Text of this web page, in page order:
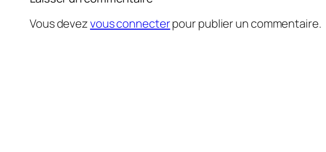
Vous devezvous connecterpour publier un commentaire.